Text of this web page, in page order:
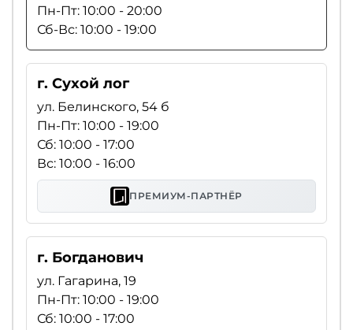
Пн-Пт: 10:00 - 20:00
Сб-Вс: 10:00 - 19:00
г. Сухой лог
ул. Белинского, 54 б
Пн-Пт: 10:00 - 19:00
Сб: 10:00 - 17:00
Вс: 10:00 - 16:00
ПРЕМИУМ-ПАРТНЁР
г. Богданович
ул. Гагарина, 19
Пн-Пт: 10:00 - 19:00
Сб: 10:00 - 17:00